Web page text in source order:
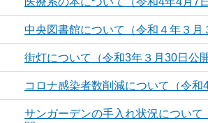
中央図書館について（令和４年３月
街灯について（令和3年３月30日公開
コロナ感染者数削減について（令和
サンガーデンの手入れ状況について